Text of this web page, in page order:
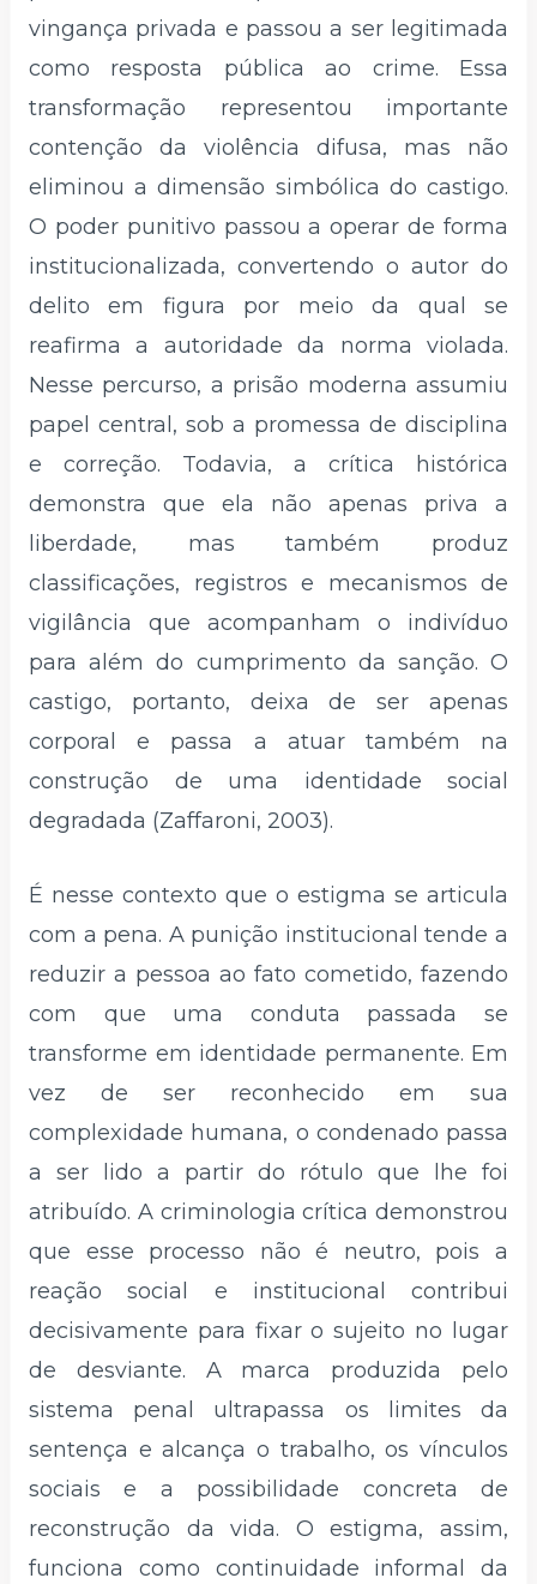
vingança privada e passou a ser legitimada
como resposta pública ao crime. Essa
transformação representou importante
contenção da violência difusa, mas não
eliminou a dimensão simbólica do castigo.
O poder punitivo passou a operar de forma
institucionalizada, convertendo o autor do
delito em figura por meio da qual se
reafirma a autoridade da norma violada.
Nesse percurso, a prisão moderna assumiu
papel central, sob a promessa de disciplina
e correção. Todavia, a crítica histórica
demonstra que ela não apenas priva a
liberdade, mas também produz
classificações, registros e mecanismos de
vigilância que acompanham o indivíduo
para além do cumprimento da sanção. O
castigo, portanto, deixa de ser apenas
corporal e passa a atuar também na
construção de uma identidade social
degradada (Zaffaroni, 2003).
É nesse contexto que o estigma se articula
com a pena. A punição institucional tende a
reduzir a pessoa ao fato cometido, fazendo
com que uma conduta passada se
transforme em identidade permanente. Em
vez de ser reconhecido em sua
complexidade humana, o condenado passa
a ser lido a partir do rótulo que lhe foi
atribuído. A criminologia crítica demonstrou
que esse processo não é neutro, pois a
reação social e institucional contribui
decisivamente para fixar o sujeito no lugar
de desviante. A marca produzida pelo
sistema penal ultrapassa os limites da
sentença e alcança o trabalho, os vínculos
sociais e a possibilidade concreta de
reconstrução da vida. O estigma, assim,
funciona como continuidade informal da